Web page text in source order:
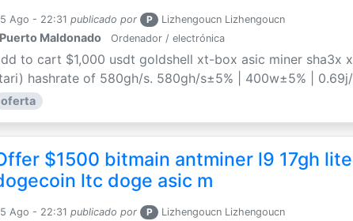
Ago - 22:31 publicado por P Lizhengoucn Lizhengoucn
Maldonado Ordenador / electrónica
to cart $1,000 usdt goldshell xt-box asic miner sha3x
hashrate of 580gh/s. 580gh/s±5% | 400w±5% |
oferta
$1500 bitmain antminer l9 17gh
ltc doge asic m
Ago - 22:31 publicado por P Lizhengoucn Lizhengoucn